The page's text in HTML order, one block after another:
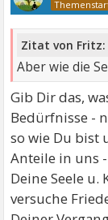
Zitat von Fritz:
Aber wie die
Gib Dir das,
Bedürfnisse -
so wie Du bist
Anteile in uns
Deine Seele u.
versuche